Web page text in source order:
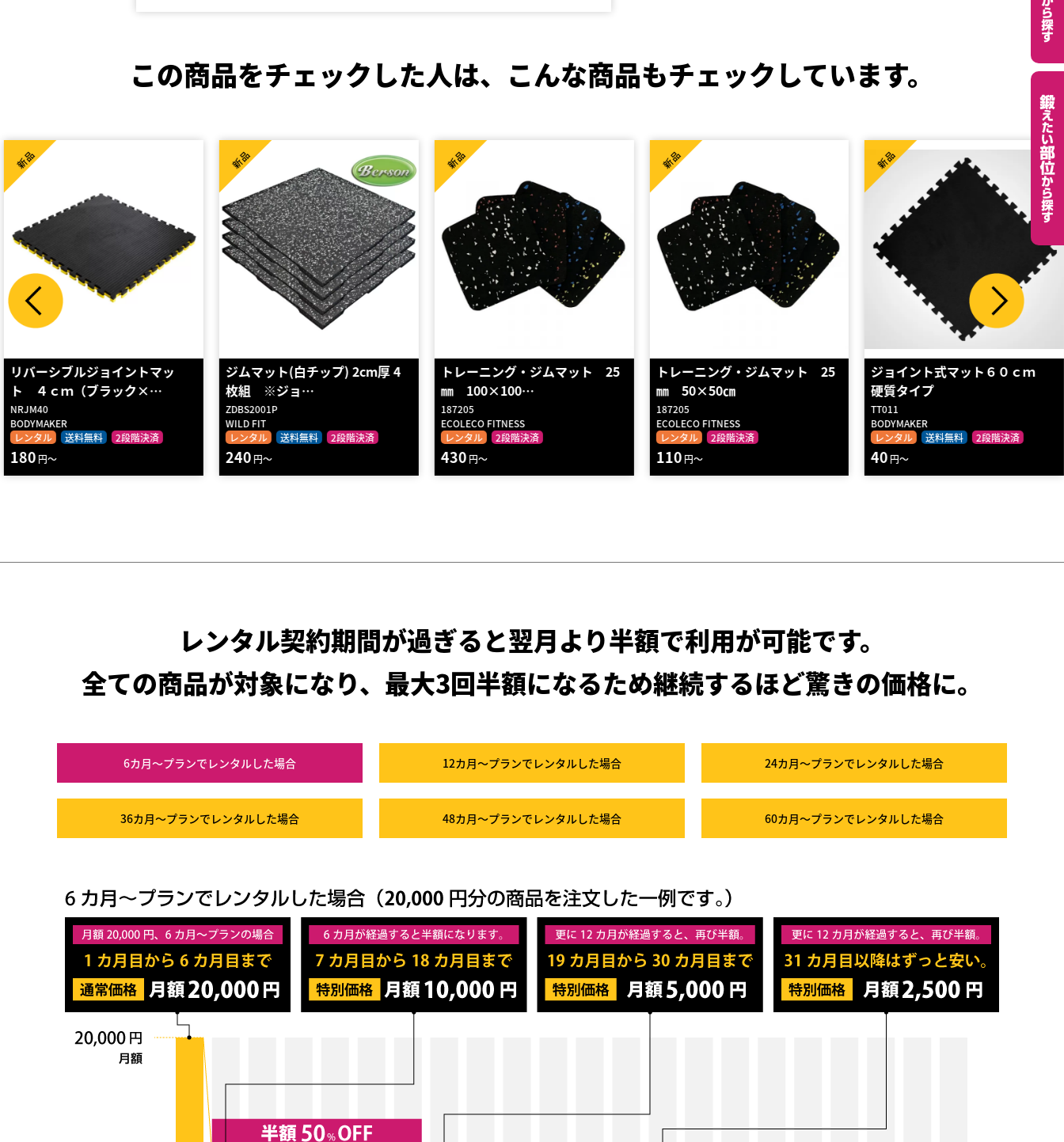
この商品をチェックした人は、 こんな商品もチェックしています。
ジムマット(白チップ) 2cm厚 4
枚組 ※ジョ…
ZDBS2001P
WILD FIT
レンタル
送料無料 2段階決済
新品
240円～
トレーニング・ジムマット 25
㎜ 100×100…
187205
ECOLECO FITNESS
レンタル
2段階決済
新品
430円～
トレーニング・ジムマット 25
㎜ 50×50㎝
187205
ECOLECO FITNESS
レンタル
2段階決済
新品
110 円～
ジョイント式マット６０ｃｍ
硬質タイプ
TT011
BODYMAKER
レンタル
送料無料
新品
40円～
ジョイントマット（黒、ピン
ク、青、黄、緑から選べ…
WILD FIT
レンタル
送料無料 2段階決済
新品
80円～
レンタル契約期間が過ぎると翌月より半額で利用が可能です。
全ての商品が対象になり、最大3回半額になるため継続するほど驚きの価格に。
6カ月～プランでレンタルした場合 12カ月～プランでレンタルした場合 24カ月～プランでレンタルした場合
36カ月～プランでレンタルした場合 48カ月～プランでレンタルした場合 60カ月～プランでレンタルした場合